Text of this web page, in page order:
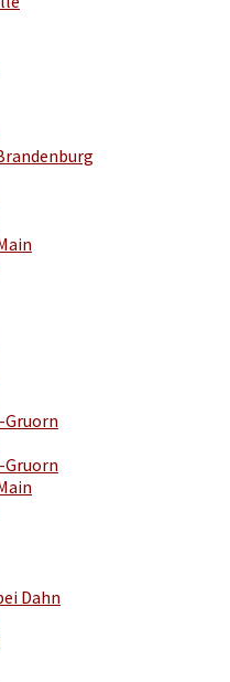
Gruorn
Gruorn
Dahn